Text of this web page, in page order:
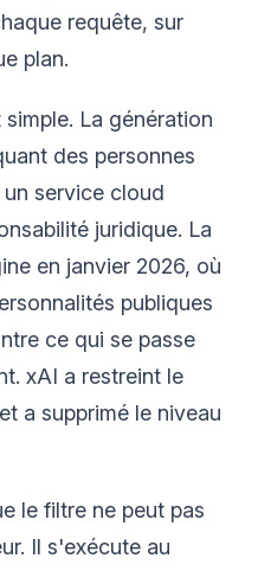
requête, sur
plan.
La génération
des personnes
service cloud
juridique. La
en janvier 2026, où
publiques
ce qui se passe
xAI a restreint le
a supprimé le niveau
le filtre ne peut pas
Il s'exécute au